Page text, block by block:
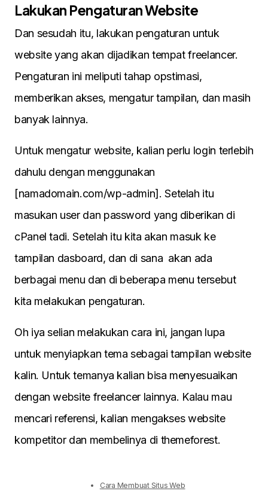
Lakukan Pengaturan Website
Dan sesudah itu, lakukan pengaturan untuk
website yang akan dijadikan tempat freelancer.
Pengaturan ini meliputi tahap opstimasi,
memberikan akses, mengatur tampilan, dan masih
banyak lainnya.
Untuk mengatur website, kalian perlu login terlebih
dahulu dengan menggunakan
[namadomain.com/wp-admin]. Setelah itu
masukan user dan password yang diberikan di
cPanel tadi. Setelah itu kita akan masuk ke
tampilan dasboard, dan di sana akan ada
berbagai menu dan di beberapa menu tersebut
kita melakukan pengaturan.
Oh iya selian melakukan cara ini, jangan lupa
untuk menyiapkan tema sebagai tampilan website
kalin. Untuk temanya kalian bisa menyesuaikan
dengan website freelancer lainnya. Kalau mau
mencari referensi, kalian mengakses website
kompetitor dan membelinya di themeforest.
Cara Membuat Situs Web